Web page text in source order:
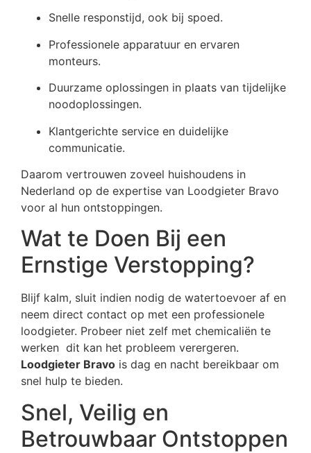
Snelle responstijd, ook bij spoed.
Professionele apparatuur en ervaren
monteurs.
Duurzame oplossingen in plaats van tijdelijke
noodoplossingen.
Klantgerichte service en duidelijke
communicatie.
Daarom vertrouwen zoveel huishoudens in
Nederland op de expertise van Loodgieter Bravo
voor al hun ontstoppingen.
Wat te Doen Bij een
Ernstige Verstopping?
Blijf kalm, sluit indien nodig de watertoevoer af en
neem direct contact op met een professionele
loodgieter. Probeer niet zelf met chemicaliën te
werken dit kan het probleem verergeren.
Loodgieter Bravo is dag en nacht bereikbaar om
snel hulp te bieden.
Snel, Veilig en
Betrouwbaar Ontstoppen